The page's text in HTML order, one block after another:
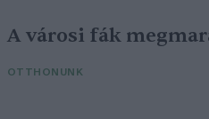
A városi fák
OTTHONUNK